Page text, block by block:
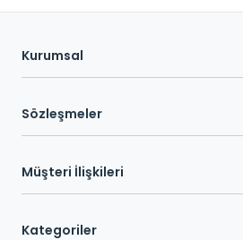
Kurumsal
Sözleşmeler
Müşteri İlişkileri
Kategoriler